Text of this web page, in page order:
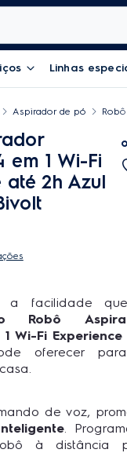
Linhas
Aspirador de pó
em 1 Wi-Fi
até 2h Azul
a facilidade
Robô
Wi-Fi Experience
oferecer
de voz,
.
à distância